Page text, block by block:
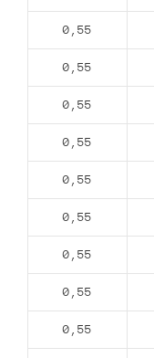
0,55
0,55
0,55
0,55
0,55
0,55
0,55
0,55
0,55